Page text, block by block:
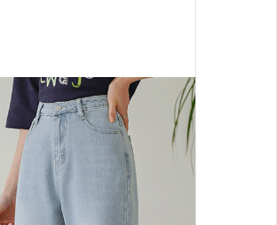
S(25-26),M(27-28),L(29-30),XL(31-
32),2XL(33-34)
34,800원